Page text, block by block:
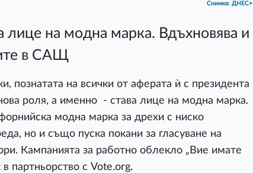
Снимка: ДНЕС+
на модна марка. Вдъхновява и
в САЩ
познатата на всички от аферата ѝ с президента
роля, а именно - става лице на модна марка.
модна марка за дрехи с ниско
но и също пуска покани за гласуване на
Кампанията за работно облекло „Вие имате
партньорство с Vote.org.